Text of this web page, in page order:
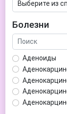
Болезни
Аденоиды